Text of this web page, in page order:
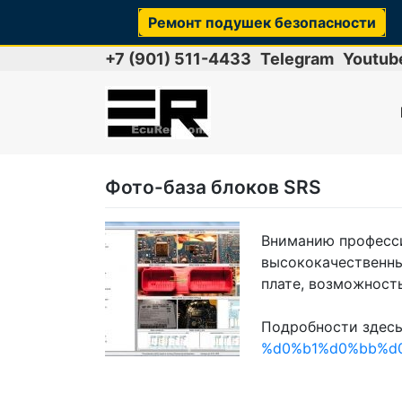
Ремонт подушек безопасности
+7 (901) 511-4433 Telegram
Фото-база блоков SRS
Вниманию
плате,
Подробности